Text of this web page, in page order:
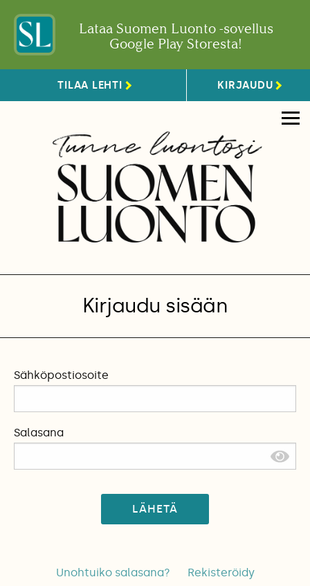
Lataa Suomen Luonto -sovellus
Google Play Storesta!
TILAA LEHTI KIRJAUDU
Kirjaudu sisään
Sähköpostiosoite
Salasana
LÄHETÄ
Unohtuiko salasana? Rekisteröidy